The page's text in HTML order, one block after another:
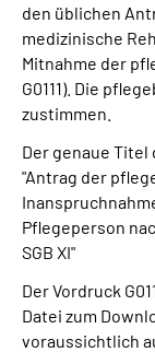
den üblichen
medizinische
Mitnahme der
G0111). Die
zustimmen.
Der genaue Titel
"Antrag der
Pflegeperson
SGB XI"
Der Vordruck
Datei zum
voraussichtlich